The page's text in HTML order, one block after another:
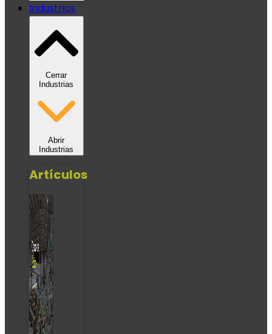
Industrias
Cerrar
Industrias
Abrir
Industrias
Artículos